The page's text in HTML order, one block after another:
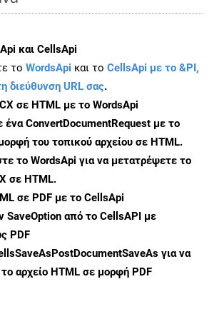
και CellsApi
το WordsApi και το CellsApi με το &PI,
διεύθυνση URL σας.
σε HTML με το WordsApi
έναConvertDocumentRequest με το
του τοπικού αρχείου σε HTML.
το WordsApi για να μετατρέψετε το
σε HTML.
σε PDF με το CellsApi
SaveOption από το CellsAPI με
PDF
για να
αρχείο HTML σε μορφή PDF